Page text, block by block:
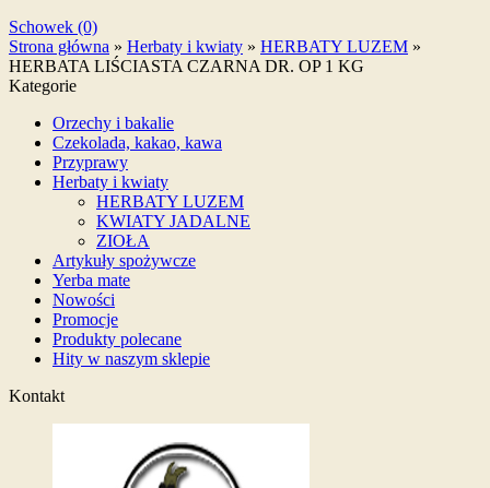
Schowek (0)
Strona główna » Herbaty i kwiaty » HERBATY LUZEM »
HERBATA LIŚCIASTA CZARNA DR. OP 1 KG
Kategorie
Orzechy i bakalie
Czekolada, kakao, kawa
Przyprawy
Herbaty i kwiaty
HERBATY LUZEM
KWIATY JADALNE
ZIOŁA
Artykuły spożywcze
Yerba mate
Nowości
Promocje
Produkty polecane
Hity w naszym sklepie
Kontakt